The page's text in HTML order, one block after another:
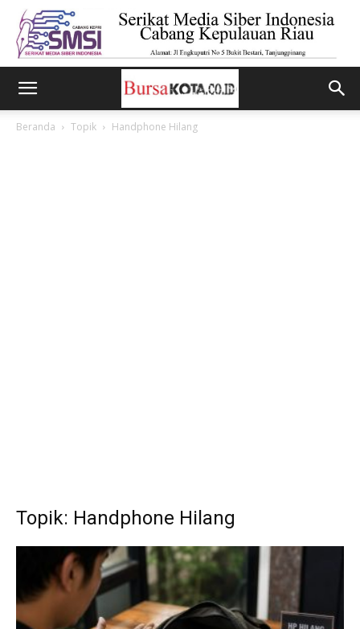
Beranda Topik Handphone Hilang
Topik: Handphone Hilang